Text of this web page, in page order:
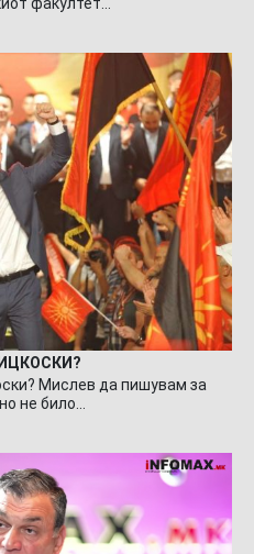
Мислев да пишувам за
не било…